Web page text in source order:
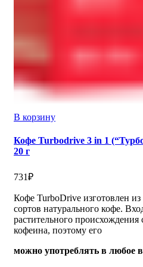
В корзину
Кофе Turbodrive 3 in 1
20 г
731₽
Кофе TurboDrive изготовлен
сортов натурального кофе.
растительного происхождения
кофеина, поэтому его
можно употреблять в любое